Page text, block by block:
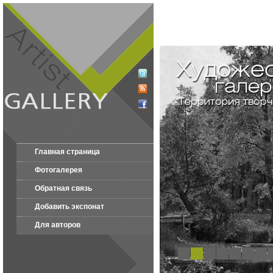
Главная страница
Фотогалерея
Обратная связь
Добавить экспонат
Для авторов